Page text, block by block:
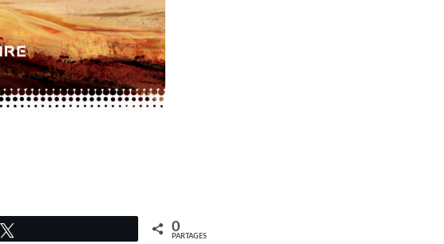
0
PARTAGES